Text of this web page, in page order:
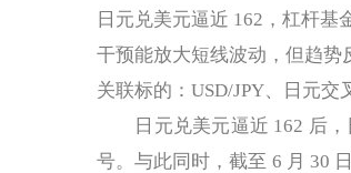
日元兑美元逼近 162，杠杆基
干预能放大短线波动，但趋势
关联标的：USD/JPY、日元交
日元兑美元逼近 162 后，
号。与此同时，截至 6 月 30